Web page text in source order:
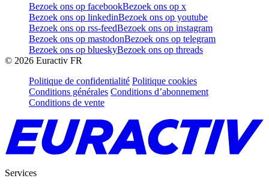
Bezoek ons op facebookBezoek ons op x
Bezoek ons op linkedinBezoek ons op youtube
Bezoek ons op rss-feedBezoek ons op instagram
Bezoek ons op mastodonBezoek ons op telegram
Bezoek ons op blueskyBezoek ons op threads
© 2026 Euractiv FR
Politique de confidentialité Politique cookies
Conditions générales Conditions d’abonnement
Conditions de vente
Services